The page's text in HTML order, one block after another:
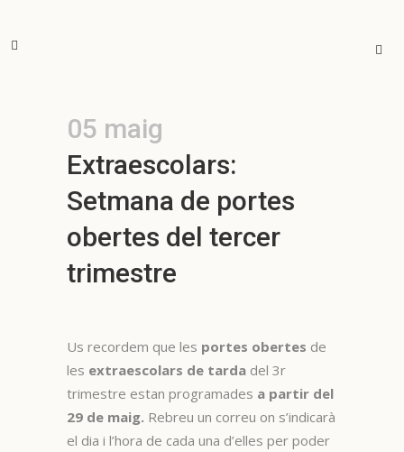
05 maig
Extraescolars:
Setmana de portes
obertes del tercer
trimestre
Us recordem que les portes obertes de
les extraescolars de tarda del 3r
trimestre estan programades a partir del
29 de maig. Rebreu un correu on s’indicarà
el dia i l’hora de cada una d’elles per poder